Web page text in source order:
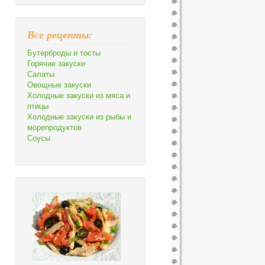
Все рецепты:
Бутерброды и тосты
Горячие закуски
Салаты
Овощные закуски
Холодные закуски из мяса и
птицы
Холодные закуски из рыбы и
морепродуктов
Соусы